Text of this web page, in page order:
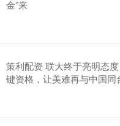
金”来
策利配资 联大终于亮明态
键资格，让美难再与中国同